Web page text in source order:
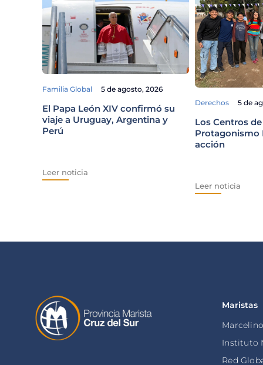
Familia Global 5 de agosto, 2026
El Papa León XIV confirmó su
viaje a Uruguay, Argentina y
Perú
Leer noticia
Derechos 5 de
Los Centros
Protagonismo
acción
Leer noticia
Maristas
Instituto
Red